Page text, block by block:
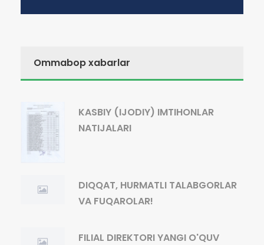
Ommabop xabarlar
KASBIY (IJODIY) IMTIHONLAR
NATIJALARI
DIQQAT, HURMATLI TALABGORLAR
VA FUQAROLAR!
FILIAL DIREKTORI YANGI O'QUV